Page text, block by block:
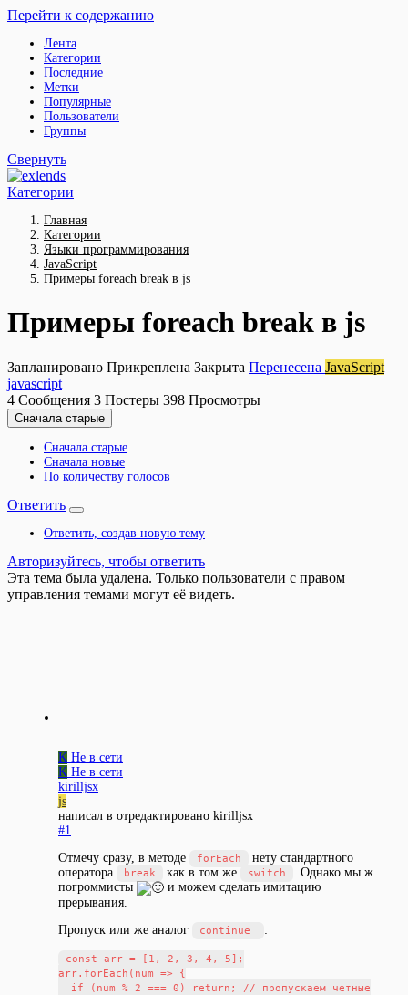
Перейти к содержанию
Лента
Категории
Последние
Метки
Популярные
Пользователи
Группы
Свернуть
Категории
Главная
Категории
Языки программирования
JavaScript
Примеры foreach break в js
Примеры foreach break в js
Запланировано Прикреплена Закрыта Перенесена JavaScript
javascript
4 Сообщения 3 Постеры 398 Просмотры
Сначала старые
Сначала старые
Сначала новые
По количеству голосов
Ответить
Ответить, создав новую тему
Авторизуйтесь, чтобы ответить
Эта тема была удалена. Только пользователи с правом
управления темами могут её видеть.
K Не в сети
K Не в сети
kirilljsx
js
написал в отредактировано kirilljsx
#1
Отмечу сразу, в методе
forEach
нету стандартного
оператора
break как в том же switch
. Однако мы ж
погроммисты
и можем сделать имитацию
прерывания.
Пропуск или же аналог
continue :
const arr = [1, 2, 3, 4, 5];
arr.forEach(num => {
  if (num % 2 === 0) return; // пропускаем четные